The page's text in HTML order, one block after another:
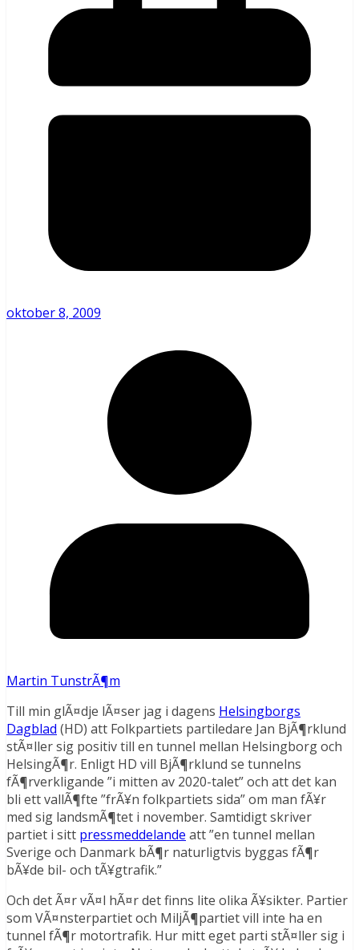
oktober 8, 2009
Martin TunstrÃ¶m
Till min glÃ¤dje lÃ¤ser jag i dagens Helsingborgs
Dagblad (HD) att Folkpartiets partiledare Jan BjÃ¶rklund
stÃ¤ller sig positiv till en tunnel mellan Helsingborg och
HelsingÃ¶r. Enligt HD vill BjÃ¶rklund se tunnelns
fÃ¶rverkligande ”i mitten av 2020-talet” och att det kan
bli ett vallÃ¶fte ”frÃ¥n folkpartiets sida” om man fÃ¥r
med sig landsmÃ¶tet i november. Samtidigt skriver
partiet i sitt pressmeddelande att ”en tunnel mellan
Sverige och Danmark bÃ¶r naturligtvis byggas fÃ¶r
bÃ¥de bil- och tÃ¥gtrafik.”
Och det Ã¤r vÃ¤l hÃ¤r det finns lite olika Ã¥sikter. Partier
som VÃ¤nsterpartiet och MiljÃ¶partiet vill inte ha en
tunnel fÃ¶r motortrafik. Hur mitt eget parti stÃ¤ller sig i